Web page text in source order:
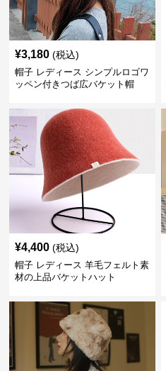
¥3,180 (税込)
帽子 レディース シンプルロゴワ
ッペン付きつば広バケット帽
¥4,400 (税込)
帽子 レディース 羊毛フェルト素
材の上品バケットハット